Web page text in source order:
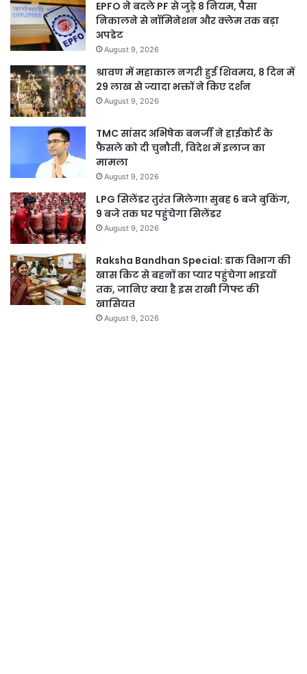
EPFO ने बदले PF से जुड़े 8 नियम, पैसा
निकालने से नॉमिनेशन और क्लेम तक बड़ा
अपडेट
August 9, 2026
श्रावण में महाकाल नगरी हुई शिवमय, 8 दिन में
29 लाख से ज्यादा भक्तों ने किए दर्शन
August 9, 2026
TMC सांसद अभिषेक बनर्जी ने हाईकोर्ट के
फैसले को दी चुनौती, विदेश में इलाज का
मामला
August 9, 2026
LPG सिलेंडर तुरंत मिलेगा! सुबह 6 बजे बुकिंग,
9 बजे तक घर पहुंचेगा सिलेंडर
August 9, 2026
Raksha Bandhan Special: डाक विभाग की
खास किट से बहनों का प्यार पहुंचेगा भाइयों
तक, जानिए क्या है इस राखी गिफ्ट की
खासियत
August 9, 2026